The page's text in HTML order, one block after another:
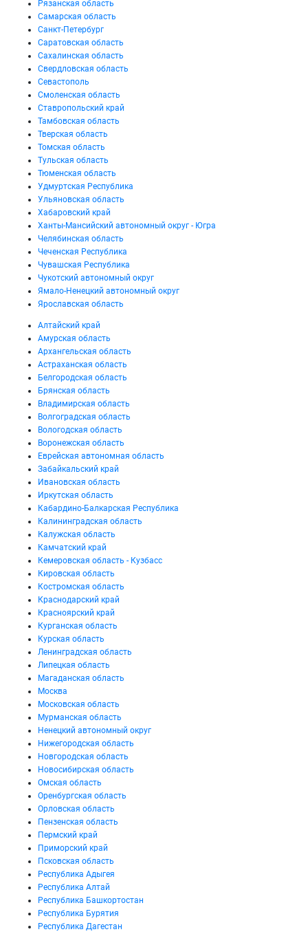
Рязанская область
Самарская область
Санкт-Петербург
Саратовская область
Сахалинская область
Свердловская область
Севастополь
Смоленская область
Ставропольский край
Тамбовская область
Тверская область
Томская область
Тульская область
Тюменская область
Удмуртская Республика
Ульяновская область
Хабаровский край
Ханты-Мансийский автономный округ - Югра
Челябинская область
Чеченская Республика
Чувашская Республика
Чукотский автономный округ
Ямало-Ненецкий автономный округ
Ярославская область
Алтайский край
Амурская область
Архангельская область
Астраханская область
Белгородская область
Брянская область
Владимирская область
Волгоградская область
Вологодская область
Воронежская область
Еврейская автономная область
Забайкальский край
Ивановская область
Иркутская область
Кабардино-Балкарская Республика
Калининградская область
Калужская область
Камчатский край
Кемеровская область - Кузбасс
Кировская область
Костромская область
Краснодарский край
Красноярский край
Курганская область
Курская область
Ленинградская область
Липецкая область
Магаданская область
Москва
Московская область
Мурманская область
Ненецкий автономный округ
Нижегородская область
Новгородская область
Новосибирская область
Омская область
Оренбургская область
Орловская область
Пензенская область
Пермский край
Приморский край
Псковская область
Республика Адыгея
Республика Алтай
Республика Башкортостан
Республика Бурятия
Республика Дагестан